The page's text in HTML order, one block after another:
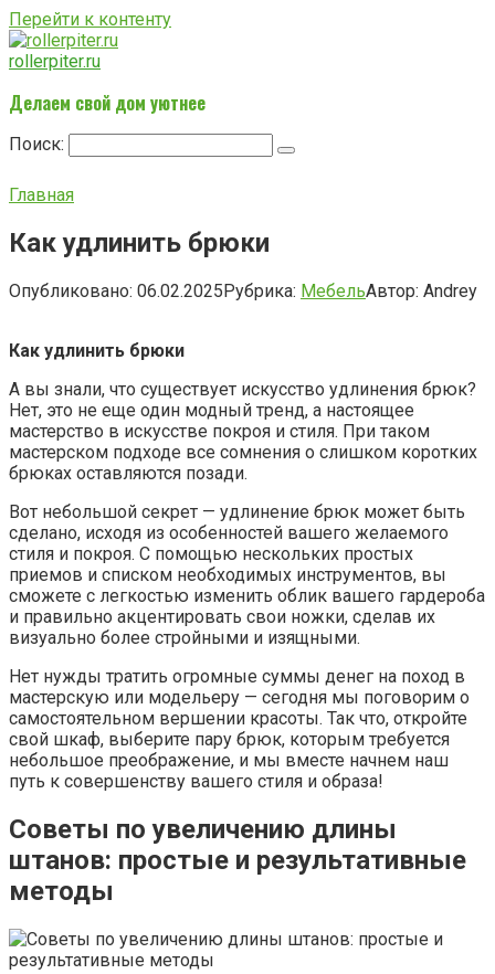
Перейти к контенту
rollerpiter.ru
Делаем свой дом уютнее
Поиск:
Главная
Как удлинить брюки
Опубликовано: 06.02.2025Рубрика: МебельАвтор: Andrey
Как удлинить брюки
А вы знали, что существует искусство удлинения брюк?
Нет, это не еще один модный тренд, а настоящее
мастерство в искусстве покроя и стиля. При таком
мастерском подходе все сомнения о слишком коротких
брюках оставляются позади.
Вот небольшой секрет — удлинение брюк может быть
сделано, исходя из особенностей вашего желаемого
стиля и покроя. С помощью нескольких простых
приемов и списком необходимых инструментов, вы
сможете с легкостью изменить облик вашего гардероба
и правильно акцентировать свои ножки, сделав их
визуально более стройными и изящными.
Нет нужды тратить огромные суммы денег на поход в
мастерскую или модельеру — сегодня мы поговорим о
самостоятельном вершении красоты. Так что, откройте
свой шкаф, выберите пару брюк, которым требуется
небольшое преображение, и мы вместе начнем наш
путь к совершенству вашего стиля и образа!
Советы по увеличению длины
штанов: простые и результативные
методы